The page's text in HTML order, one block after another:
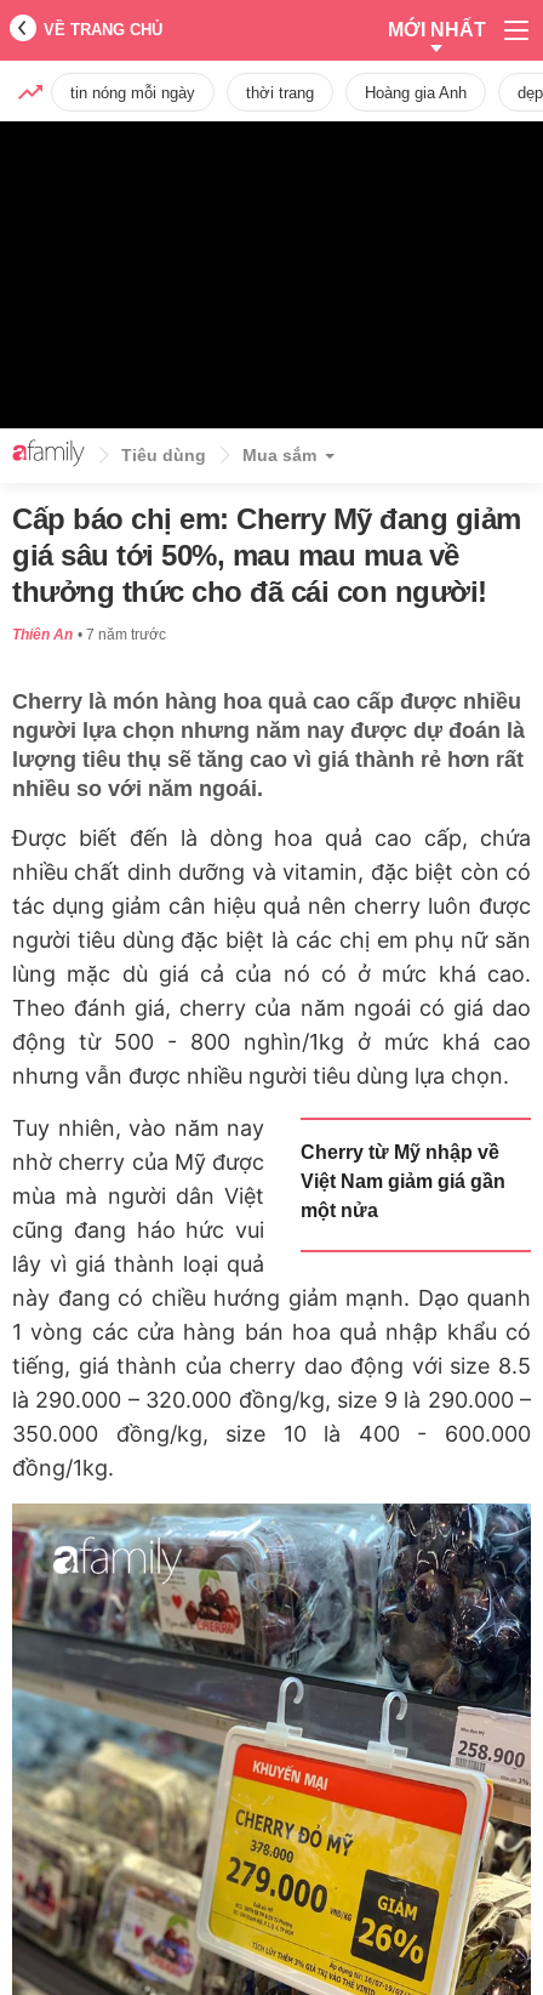
VỀ TRANG CHỦ MỚI NHẤT
tin nóng mỗi ngày thời trang Hoàng gia Anh dẹp
Tiêu dùng Mua sắm
Cấp báo chị em: Cherry Mỹ đang giảm
giá sâu tới 50%, mau mau mua về
thưởng thức cho đã cái con người!
Thiên An 7 năm trước
Cherry là món hàng hoa quả cao cấp được nhiều
người lựa chọn nhưng năm nay được dự đoán là
lượng tiêu thụ sẽ tăng cao vì giá thành rẻ hơn rất
nhiều so với năm ngoái.
Được biết đến là dòng hoa quả cao cấp, chứa
nhiều chất dinh dưỡng và vitamin, đặc biệt còn có
tác dụng giảm cân hiệu quả nên cherry luôn được
người tiêu dùng đặc biệt là các chị em phụ nữ săn
lùng mặc dù giá cả của nó có ở mức khá cao.
Theo đánh giá, cherry của năm ngoái có giá dao
động từ 500 - 800 nghìn/1kg ở mức khá cao
nhưng vẫn được nhiều người tiêu dùng lựa chọn.
Cherry từ Mỹ nhập về
Việt Nam giảm giá gần
một nửa
Tuy nhiên, vào năm nay
nhờ cherry của Mỹ được
mùa mà người dân Việt
cũng đang háo hức vui
lây vì giá thành loại quả
này đang có chiều hướng giảm mạnh. Dạo quanh
1 vòng các cửa hàng bán hoa quả nhập khẩu có
tiếng, giá thành của cherry dao động với size 8.5
là 290.000 – 320.000 đồng/kg, size 9 là 290.000 –
350.000 đồng/kg, size 10 là 400 - 600.000
đồng/1kg.